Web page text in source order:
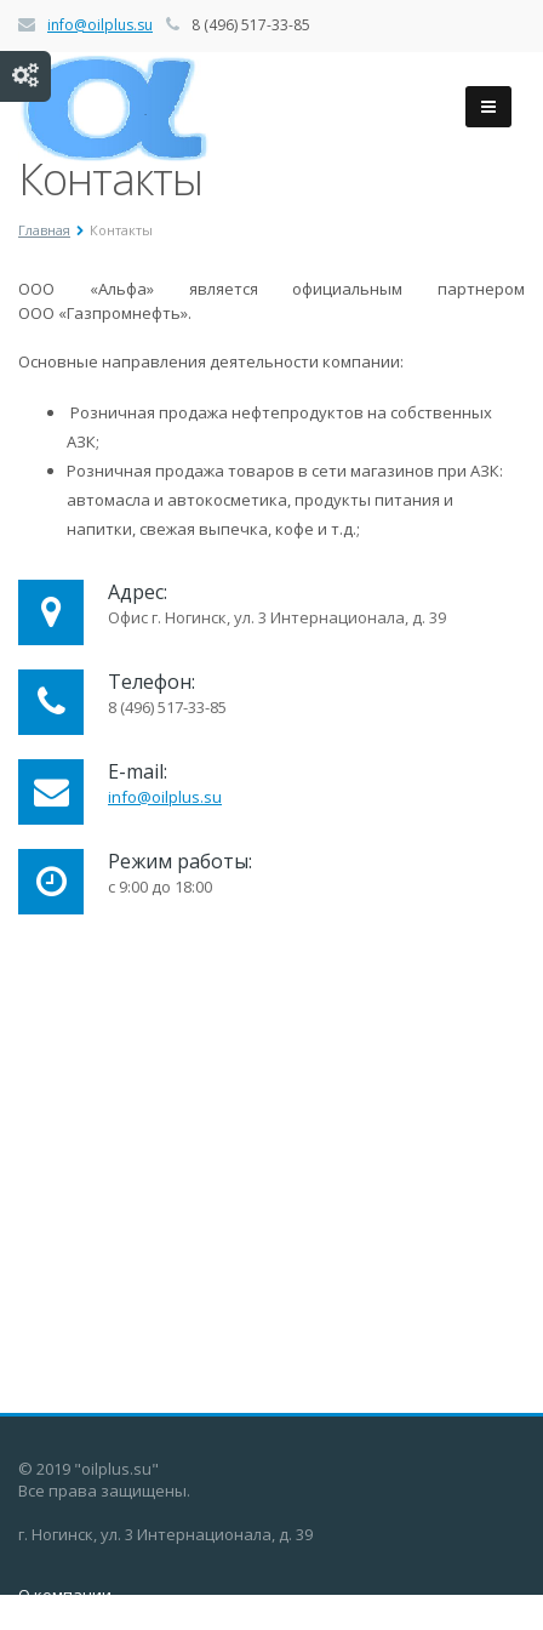
info@oilplus.su 8 (496) 517-33-85
Контакты
Главная Контакты
ООО «Альфа» является официальным партнером
ООО «Газпромнефть».
Основные направления деятельности компании:
Розничная продажа нефтепродуктов на собственных
АЗК;
Розничная продажа товаров в сети магазинов при АЗК:
автомасла и автокосметика, продукты питания и
напитки, свежая выпечка, кофе и т.д.;
Адрес:
Офис г. Ногинск, ул. 3 Интернационала, д. 39
Телефон:
8 (496) 517-33-85
E-mail:
info@oilplus.su
Режим работы:
с 9:00 до 18:00
© 2019 "oilplus.su"
Все права защищены.
г. Ногинск, ул. 3 Интернационала, д. 39
О компании